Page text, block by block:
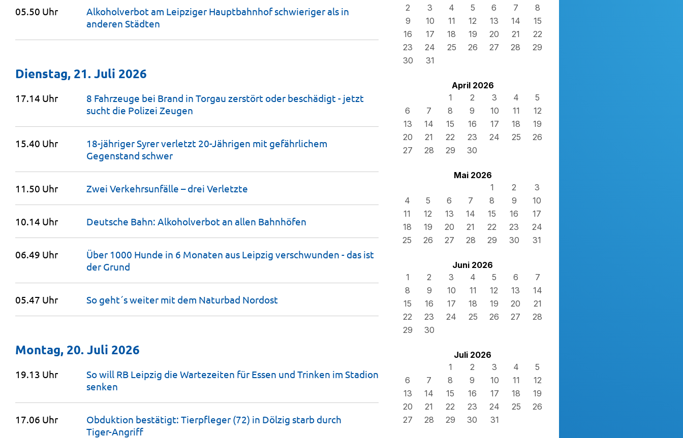
2
3 4 5 6 7
8
9
10 11 12 13 14
15
16
17 18 19 20 21
22
23
24 25 26 27 28
29
30
31
April 2026
1
2 3 4
5
6
7 8 9 10 11
12
13
14 15 16 17 18
19
20
21 22 23 24 25
26
27
28 29 30
Mai 2026
1
2
3
4
5 6 7 8 9
10
11
12 13 14 15 16
17
18
19 20 21 22 23
24
25
26 27 28 29 30 31
Juni 2026
1
2 3 4 5 6
7
8
9 10 11 12 13
14
15
16 17 18 19 20
21
22
23 24 25 26 27
28
29
30
Juli 2026
1
2 3 4
5
6
7 8 9 10 11
12
13
14 15 16 17 18
19
20
21 22 23 24 25
26
27
28 29 30 31
05.50 Uhr
Alkoholverbot am Leipziger Hauptbahnhof schwieriger als in
anderen Städten
Dienstag, 21. Juli 2026
17.14 Uhr
8 Fahrzeuge bei Brand in Torgau zerstört oder beschädigt - jetzt
sucht die Polizei Zeugen
15.40 Uhr
18-jähriger Syrer verletzt 20-Jährigen mit gefährlichem
Gegenstand schwer
11.50 Uhr Zwei Verkehrsunfälle – drei Verletzte
10.14 Uhr Deutsche Bahn: Alkoholverbot an allen Bahnhöfen
06.49 Uhr
Über 1000 Hunde in 6 Monaten aus Leipzig verschwunden - das ist
der Grund
05.47 Uhr So geht´s weiter mit dem Naturbad Nordost
Montag, 20. Juli 2026
19.13 Uhr
So will RB Leipzig die Wartezeiten für Essen und Trinken im Stadion
senken
17.06 Uhr
Obduktion bestätigt: Tierpfleger (72) in Dölzig starb durch
Tiger-Angriff